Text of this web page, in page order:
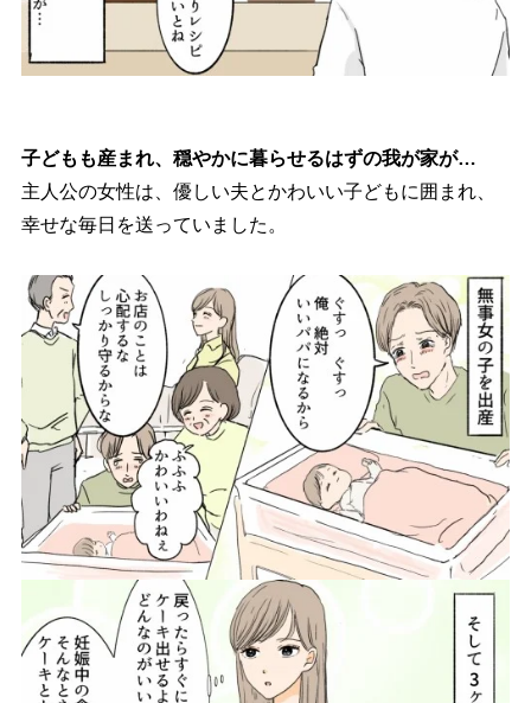
子どもも産まれ、穏やかに暮らせるはずの我が家が…
主人公の女性は、優しい夫とかわいい子どもに囲まれ、
幸せな毎日を送っていました。